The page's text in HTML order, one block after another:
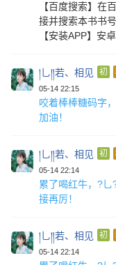
【百度搜索】 在
接并搜索本书书
【安装APP】 安
།乚༎若、相见 初
05-14 22:15
咬着棒棒糖码字
加油！
།乚༎若、相见 初
05-14 22:14
累了喝红牛，?
接再厉！
།乚༎若、相见 初
05-14 22:14